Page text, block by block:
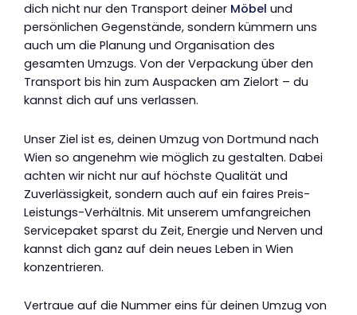
dich nicht nur den Transport deiner Möbel und
persönlichen Gegenstände, sondern kümmern uns
auch um die Planung und Organisation des
gesamten Umzugs. Von der Verpackung über den
Transport bis hin zum Auspacken am Zielort – du
kannst dich auf uns verlassen.
Unser Ziel ist es, deinen Umzug von Dortmund nach
Wien so angenehm wie möglich zu gestalten. Dabei
achten wir nicht nur auf höchste Qualität und
Zuverlässigkeit, sondern auch auf ein faires Preis-
Leistungs-Verhältnis. Mit unserem umfangreichen
Servicepaket sparst du Zeit, Energie und Nerven und
kannst dich ganz auf dein neues Leben in Wien
konzentrieren.
Vertraue auf die Nummer eins für deinen Umzug von